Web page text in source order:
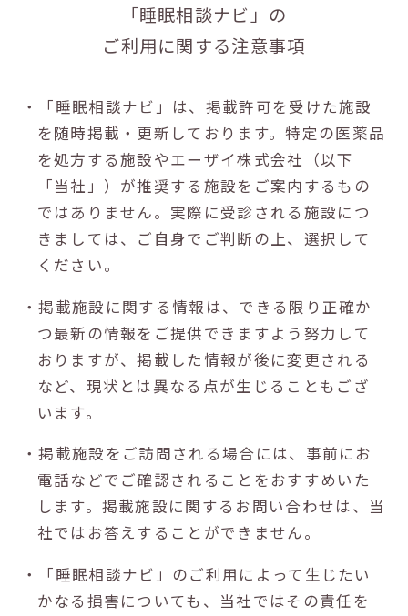
「睡眠相談ナビ」の
ご利用に関する注意事項
・「睡眠相談ナビ」は、掲載許可を受けた施設
を随時掲載・更新しております。特定の医薬品
を処方する施設やエーザイ株式会社（以下
「当社」）が推奨する施設をご案内するもの
ではありません。実際に受診される施設につ
きましては、ご自身でご判断の上、選択して
ください。
・掲載施設に関する情報は、できる限り正確か
つ最新の情報をご提供できますよう努力して
おりますが、掲載した情報が後に変更される
など、現状とは異なる点が生じることもござ
います。
・掲載施設をご訪問される場合には、事前にお
電話などでご確認されることをおすすめいた
します。掲載施設に関するお問い合わせは、当
社ではお答えすることができません。
・「睡眠相談ナビ」のご利用によって生じたい
かなる損害についても、当社ではその責任を